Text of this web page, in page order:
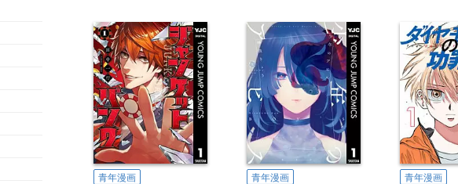
青年漫画 青年漫画 青年漫画